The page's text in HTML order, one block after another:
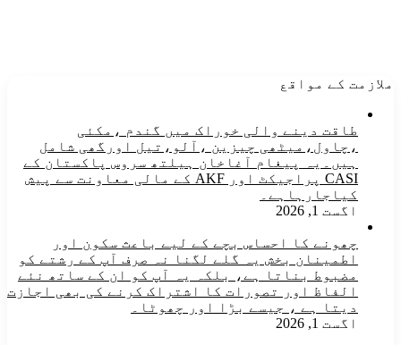
ملازمت کے مواقع
طاقت دینے والی خوراک میں گندم ،مکئی
،چاول،میٹھی چیزین ،آلو،تیل اورگھی شامل
ہیں۔یہ پیغام آغاخان ہیلتھ سروس پاکستان کے
CASI پراجیکٹ اور AKF کے مالی معاونت سے پیش
کیاجارہاہے۔
اگست 1, 2026
چھونے کا احساس بچے کے لیے باعث سکون اور
اطمینان بخش یہ گلے لگنا نہ صرف آپ کے رشتے کو
مضبوط بناتا ہے، بلکہ یہ آپ کو ان کے ساتھ نئے
الفاظ اور تصورات کا اشتراک کرنے کی بھی اجازت
دیتا ہے ، جیسے بڑا اور چھوٹا۔
اگست 1, 2026